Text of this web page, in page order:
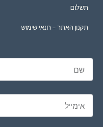
תשלום
תקנון האתר – תנאי שימוש